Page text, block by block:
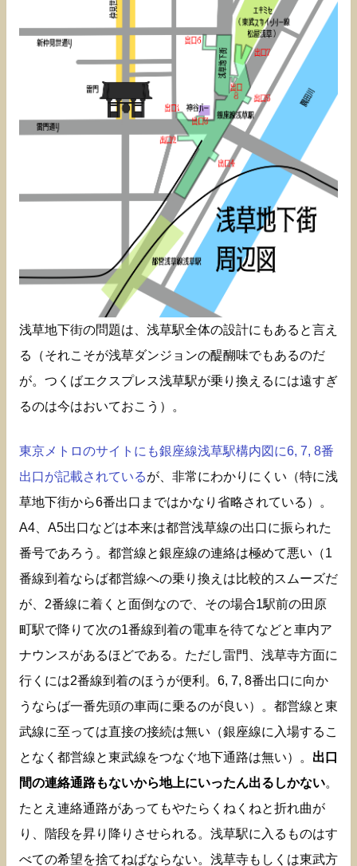
浅草地下街の問題は、浅草駅全体の設計にもあると言え
る（それこそが浅草ダンジョンの醍醐味でもあるのだ
が。つくばエクスプレス浅草駅が乗り換えるには遠すぎ
るのは今はおいておこう）。
東京メトロのサイトにも銀座線浅草駅構内図に6, 7, 8番
出口が記載されているが、非常にわかりにくい（特に浅
草地下街から6番出口まではかなり省略されている）。
A4、A5出口などは本来は都営浅草線の出口に振られた
番号であろう。都営線と銀座線の連絡は極めて悪い（1
番線到着ならば都営線への乗り換えは比較的スムーズだ
が、2番線に着くと面倒なので、その場合1駅前の田原
町駅で降りて次の1番線到着の電車を待てなどと車内ア
ナウンスがあるほどである。ただし雷門、浅草寺方面に
行くには2番線到着のほうが便利。6, 7, 8番出口に向か
うならば一番先頭の車両に乗るのが良い）。都営線と東
武線に至っては直接の接続は無い（銀座線に入場するこ
となく都営線と東武線をつなぐ地下通路は無い）。 出口
間の連絡通路もないから地上にいったん出るしかない。
たとえ連絡通路があってもやたらくねくねと折れ曲が
り、階段を昇り降りさせられる。浅草駅に入るものはす
べての希望を捨てねばならない。浅草寺もしくは東武方